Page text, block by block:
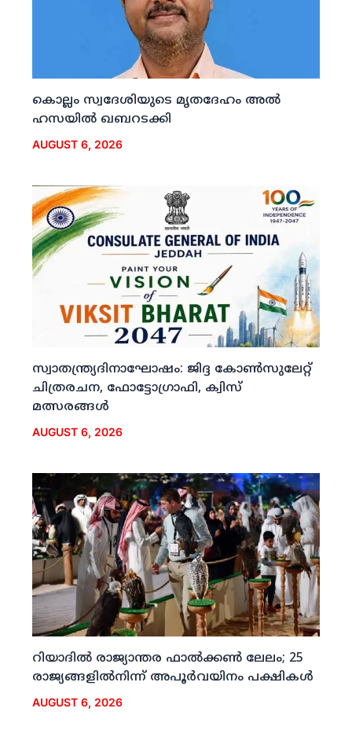
കൊല്ലം സ്വദേശിയുടെ മൃതദേഹം അല്‍
ഹസയില്‍ ഖബറടക്കി
AUGUST 6, 2026
സ്വാതന്ത്ര്യദിനാഘോഷം: ജിദ്ദ കോണ്‍സുലേറ്റ്
ചിത്രരചന, ഫോട്ടോഗ്രാഫി, ക്വിസ്
മത്സരങ്ങള്‍
AUGUST 6, 2026
റിയാദില്‍ രാജ്യാന്തര ഫാല്‍ക്കണ്‍ ലേലം; 25
രാജ്യങ്ങളില്‍നിന്ന് അപൂര്‍വയിനം പക്ഷികള്‍
AUGUST 6, 2026